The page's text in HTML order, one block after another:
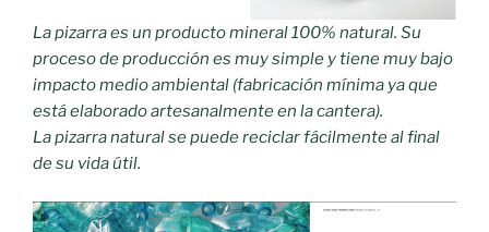
La pizarra es un producto mineral 100% natural. Su
proceso de producción es muy simple y tiene muy bajo
impacto medio ambiental (fabricación mínima ya que
está elaborado artesanalmente en la cantera).
La pizarra natural se puede reciclar fácilmente al final
de su vida útil.